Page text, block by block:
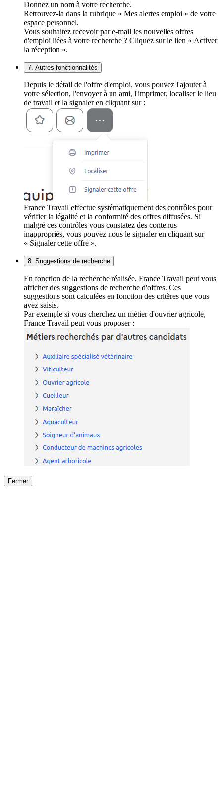
Donnez un nom à votre recherche.
Retrouvez-la dans la rubrique « Mes alertes emploi » de votre
espace personnel.
Vous souhaitez recevoir par e-mail les nouvelles offres
d'emploi liées à votre recherche ? Cliquez sur le lien « Activer
la réception ».
7. Autres fonctionnalités
Depuis le détail de l'offre d'emploi, vous pouvez l'ajouter à
votre sélection, l'envoyer à un ami, l'imprimer, localiser le lieu
de travail et la signaler en cliquant sur :
France Travail effectue systématiquement des contrôles pour
vérifier la légalité et la conformité des offres diffusées. Si
malgré ces contrôles vous constatez des contenus
inappropriés, vous pouvez nous le signaler en cliquant sur
« Signaler cette offre ».
8. Suggestions de recherche
En fonction de la recherche réalisée, France Travail peut vous
afficher des suggestions de recherche d'offres. Ces
suggestions sont calculées en fonction des critères que vous
avez saisis.
Par exemple si vous cherchez un métier d'ouvrier agricole,
France Travail peut vous proposer :
Fermer